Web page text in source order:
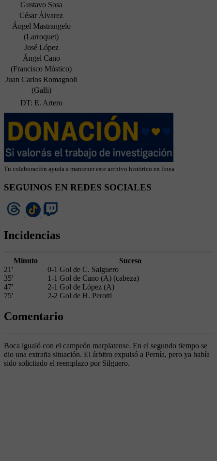
Gustavo Sosa
César Álvarez
Ángel Mastrangelo
(Larroquet)
José López
Ángel Cano
(Francisco Mústico)
Juan Carlos Romagnoli
(Galli)
DT: E. Artero
Tu colaboración ayuda a mantener este archivo histórico en línea
SEGUINOS EN REDES SOCIALES
Incidencias
Minuto
Suceso
21'
0-1 Gol de C. Salguero
35'
1-1 Gol de Cano (A) (cabeza)
47'
2-1 Gol de López (A)
75'
2-2 Gol de H. Perotti
Comentario
Boca igualó con el campeón marplatense. En el segundo tiempo se
dio una extraña situación. El árbitro expulsó a Pernía, pero ya había
sido solicitado el reemplazo por Silguero.